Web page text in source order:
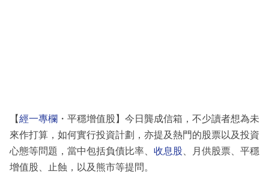
【經一專欄 ・平穩增值股】今日龔成信箱，不少讀者想為未
來作打算，如何實行投資計劃，亦提及熱門的股票以及投資
心態等問題，當中包括負債比率、 收息股 、月供股票、平穩
增值股、止蝕，以及熊市等提問。